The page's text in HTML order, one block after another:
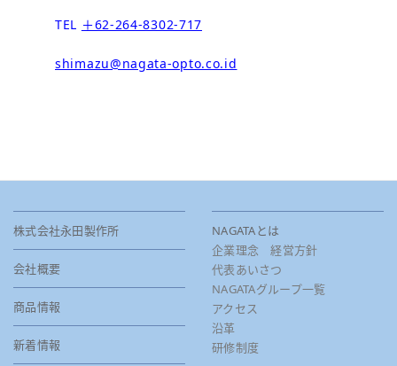
TEL ＋62-264-8302-717
shimazu@nagata-opto.co.id
株式会社永田製作所
会社概要
商品情報
新着情報
NAGATAとは
企業理念 経営方針
代表あいさつ
NAGATAグループ一覧
アクセス
沿革
研修制度